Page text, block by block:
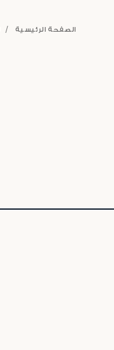
الصفحة الرئيسية